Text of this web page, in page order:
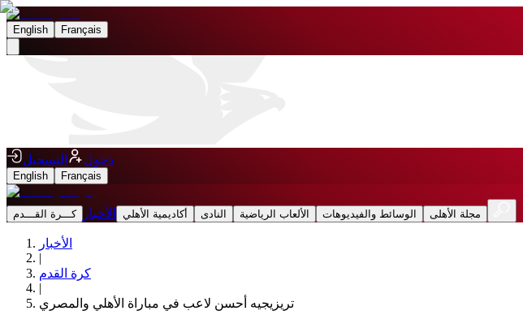
English Français
دخول التسجيل
English Français
كـــرة القـــدم الأخبار أكاديمية الأهلي النادى الألعاب الرياضية الوسائط والفيديوهات مجلة الأهلى
الأخبار
|
كرة القدم
|
تريزيجيه أحسن لاعب في مباراة الأهلي والمصري